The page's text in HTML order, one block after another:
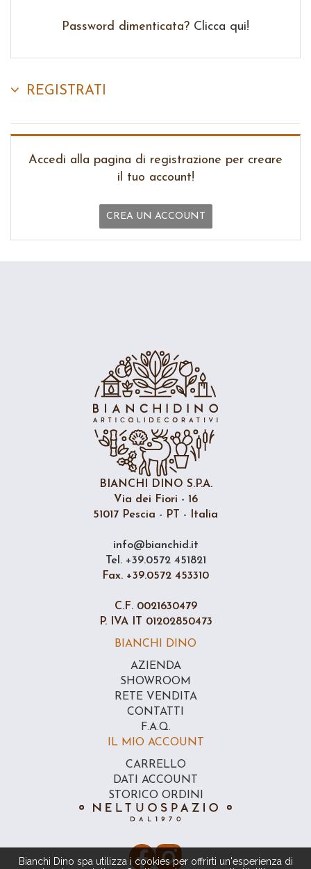
Bianchi Dino spa utilizza i cookies per offrirti un'esperienza di
Password dimenticata? Clicca qui!
REGISTRATI
Accedi alla pagina di registrazione per creare
il tuo account!
CREA UN ACCOUNT
BIANCHI DINO S.P.A.
Via dei Fiori - 16
51017 Pescia - PT - Italia
info@bianchid.it
Tel. +39.0572 451821
Fax. +39.0572 453310
C.F. 0021630479
P. IVA IT 01202850473
BIANCHI DINO
AZIENDA
SHOWROOM
RETE VENDITA
CONTATTI
F.A.Q.
IL MIO ACCOUNT
CARRELLO
DATI ACCOUNT
STORICO ORDINI